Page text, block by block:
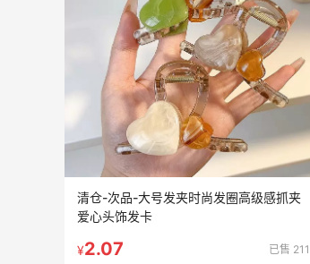
清仓-次品-大号发夹时尚发圈高级感抓夹
爱心头饰发卡
¥2.07 已售 211